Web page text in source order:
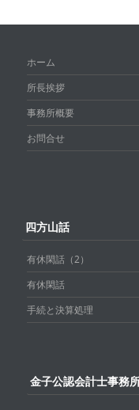
ホーム
所長挨拶
事務所概要
お問合せ
四方山話
有休閑話（2）
有休閑話
手続と決算処理
金子公認会計士事務